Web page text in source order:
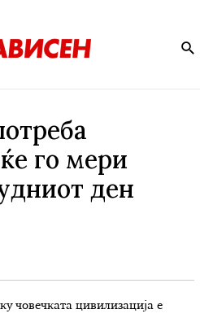
го мери
ден
човечката цивилизација е